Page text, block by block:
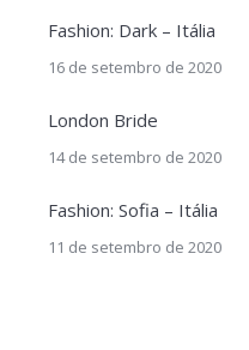
Fashion: Dark – Itália
16 de setembro de 2020
London Bride
14 de setembro de 2020
Fashion: Sofia – Itália
11 de setembro de 2020